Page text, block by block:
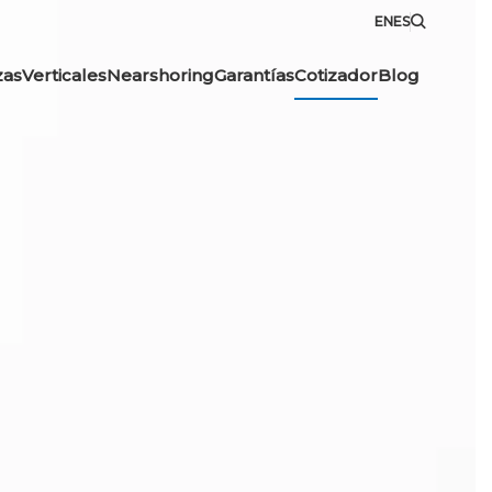
ENES
VerticalesNearshoringGarantíasCotizadorBlog